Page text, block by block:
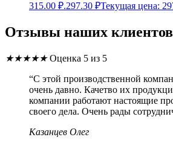
315.00 ₽.297.30 ₽Текущая цена:
Отзывы наших клиентов
★★★★★ Оценка 5 из 5
“С этой производственной
очень давно. Качетво их
компании работают настоящие
своего дела. Очень рады
Казанцев Олег